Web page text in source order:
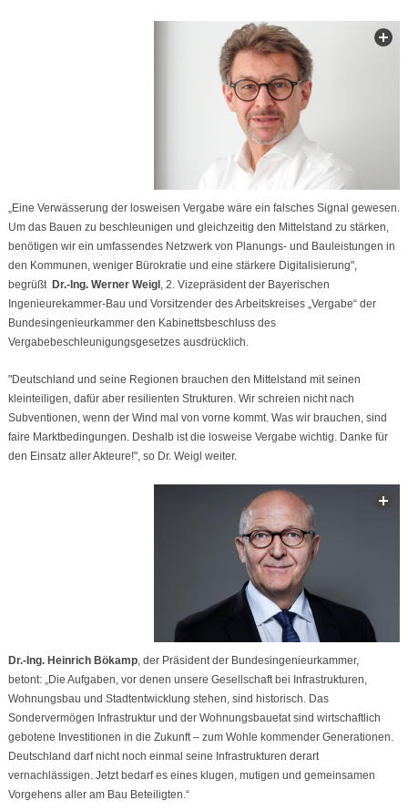
„Eine Verwässerung der losweisen Vergabe wäre ein falsches Signal gewesen.
Um das Bauen zu beschleunigen und gleichzeitig den Mittelstand zu stärken,
benötigen wir ein umfassendes Netzwerk von Planungs- und Bauleistungen in
den Kommunen, weniger Bürokratie und eine stärkere Digitalisierung",
begrüßt Dr.-Ing. Werner Weigl , 2. Vizepräsident der Bayerischen
Ingenieurekammer-Bau und Vorsitzender des Arbeitskreises „Vergabe“ der
Bundesingenieurkammer den Kabinettsbeschluss des
Vergabebeschleunigungsgesetzes ausdrücklich.
"Deutschland und seine Regionen brauchen den Mittelstand mit seinen
kleinteiligen, dafür aber resilienten Strukturen. Wir schreien nicht nach
Subventionen, wenn der Wind mal von vorne kommt. Was wir brauchen, sind
faire Marktbedingungen. Deshalb ist die losweise Vergabe wichtig. Danke für
den Einsatz aller Akteure!", so Dr. Weigl weiter.
Dr.-Ing. Heinrich Bökamp, der Präsident der Bundesingenieurkammer,
betont: „Die Aufgaben, vor denen unsere Gesellschaft bei Infrastrukturen,
Wohnungsbau und Stadtentwicklung stehen, sind historisch. Das
Sondervermögen Infrastruktur und der Wohnungsbauetat sind wirtschaftlich
gebotene Investitionen in die Zukunft – zum Wohle kommender Generationen.
Deutschland darf nicht noch einmal seine Infrastrukturen derart
vernachlässigen. Jetzt bedarf es eines klugen, mutigen und gemeinsamen
Vorgehens aller am Bau Beteiligten.“